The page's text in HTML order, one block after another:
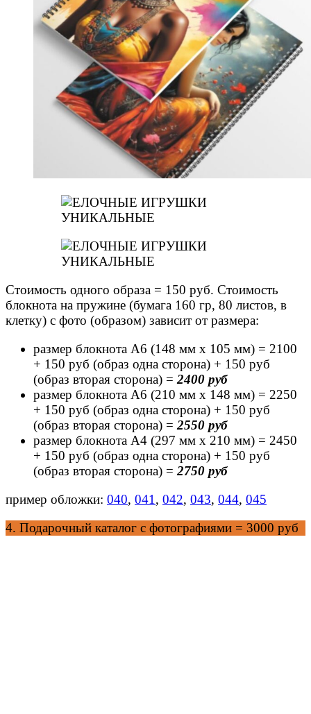
Стоимость одного образа = 150 руб. Стоимость
блокнота на пружине (бумага 160 гр, 80 листов, в
клетку) с фото (образом) зависит от размера:
размер блокнота А6 (148 мм х 105 мм) = 2100
+ 150 руб (образ одна сторона) + 150 руб
(образ вторая сторона) = 2400 руб
размер блокнота А6 (210 мм х 148 мм) = 2250
+ 150 руб (образ одна сторона) + 150 руб
(образ вторая сторона) = 2550 руб
размер блокнота А4 (297 мм х 210 мм) = 2450
+ 150 руб (образ одна сторона) + 150 руб
(образ вторая сторона) = 2750 руб
пример обложки: 040, 041 , 042, 043, 044, 045
4. Подарочный каталог с фотографиями = 3000 руб